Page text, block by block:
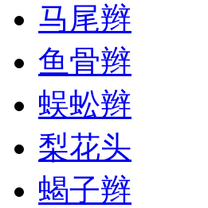
马尾辫
鱼骨辫
蜈蚣辫
梨花头
蝎子辫